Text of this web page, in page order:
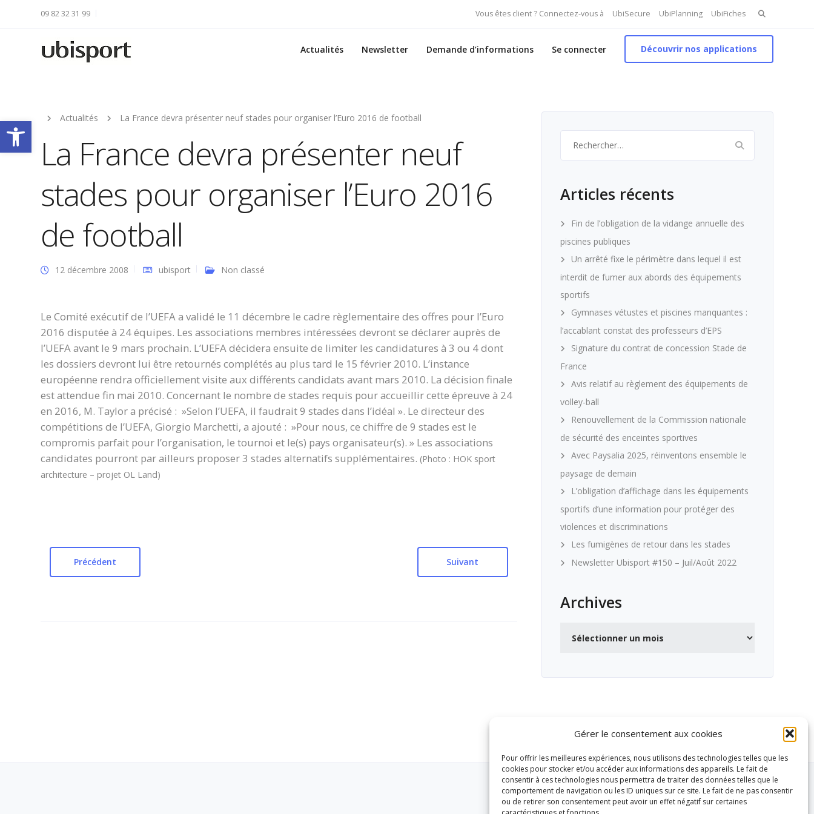
Ouvrir la barre d’outils
Gérer le consentement aux cookies
Pour offrir les meilleures expériences, nous utilisons des technologies telles que les
cookies pour stocker et/ou accéder aux informations des appareils. Le fait de
consentir à ces technologies nous permettra de traiter des données telles que le
comportement de navigation ou les ID uniques sur ce site. Le fait de ne pas consentir
ou de retirer son consentement peut avoir un effet négatif sur certaines
Vous êtes client ? Connectez-vous à UbiSecure UbiPlanning UbiFiches Search
for:
09 82 32 31 99
Actualités Newsletter Demande d’informations Se connecter Découvrir nos applications
Actualités La France devra présenter neuf stades pour organiser l’Euro 2016 de football
La France devra présenter neuf
stades pour organiser l’Euro 2016
de football
12 décembre 2008 ubisport Non classé
Le Comité exécutif de l’UEFA a validé le 11 décembre le cadre règlementaire des offres pour l’Euro
2016 disputée à 24 équipes. Les associations membres intéressées devront se déclarer auprès de
l’UEFA avant le 9 mars prochain. L’UEFA décidera ensuite de limiter les candidatures à 3 ou 4 dont
les dossiers devront lui être retournés complétés au plus tard le 15 février 2010. L’instance
européenne rendra officiellement visite aux différents candidats avant mars 2010. La décision finale
est attendue fin mai 2010. Concernant le nombre de stades requis pour accueillir cette épreuve à 24
en 2016, M. Taylor a précisé : »Selon l’UEFA, il faudrait 9 stades dans l’idéal ». Le directeur des
compétitions de l’UEFA, Giorgio Marchetti, a ajouté : »Pour nous, ce chiffre de 9 stades est le
compromis parfait pour l’organisation, le tournoi et le(s) pays organisateur(s). » Les associations
candidates pourront par ailleurs proposer 3 stades alternatifs supplémentaires. (Photo : HOK sport
architecture – projet OL Land)
Précédent Suivant
Articles récents
Fin de l’obligation de la vidange annuelle des
piscines publiques
Un arrêté fixe le périmètre dans lequel il est
interdit de fumer aux abords des équipements
sportifs
Gymnases vétustes et piscines manquantes :
l’accablant constat des professeurs d’EPS
Signature du contrat de concession Stade de
France
Avis relatif au règlement des équipements de
volley-ball
Renouvellement de la Commission nationale
de sécurité des enceintes sportives
Avec Paysalia 2025, réinventons ensemble le
paysage de demain
L’obligation d’affichage dans les équipements
sportifs d’une information pour protéger des
violences et discriminations
Les fumigènes de retour dans les stades
Newsletter Ubisport #150 – Juil/Août 2022
Archives